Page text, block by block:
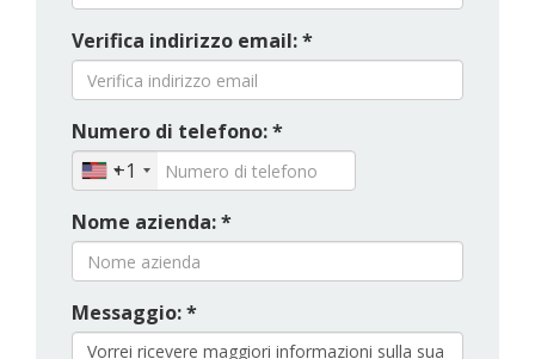
Verifica indirizzo email: *
Numero di telefono: *
+1
Nome azienda: *
Messaggio: *